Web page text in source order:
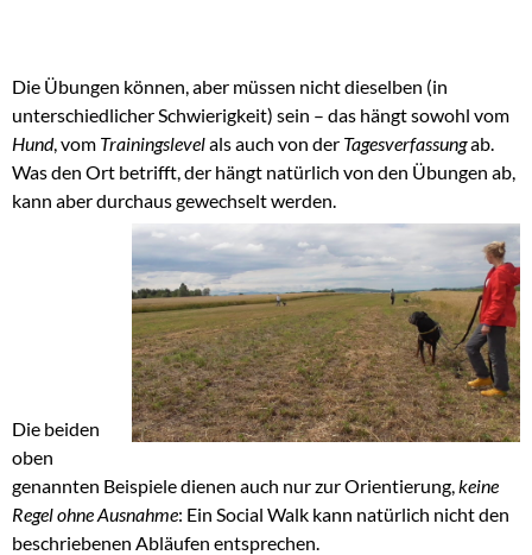
Die Übungen können, aber müssen nicht dieselben (in
unterschiedlicher Schwierigkeit) sein – das hängt sowohl vom
Hund, vom Trainingslevelals auch von der Tagesverfassungab.
Was den Ort betrifft, der hängt natürlich von den Übungen ab,
kann aber durchaus gewechselt werden.
Die beiden
oben
genannten Beispiele dienen auch nur zur Orientierung,keine
Regel ohne Ausnahme: Ein Social Walk kann natürlich nicht den
beschriebenen Abläufen entsprechen.